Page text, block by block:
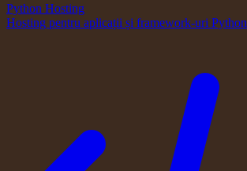
Python Hosting
Hosting pentru aplicații și framework-uri Python